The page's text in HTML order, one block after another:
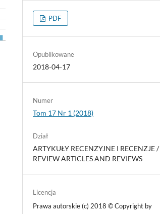
PDF
Opublikowane
2018-04-17
Numer
Tom 17 Nr 1 (2018)
Dział
ARTYKUŁY RECENZYJNE I RECENZJE /
REVIEW ARTICLES AND REVIEWS
Licencja
Prawa autorskie (c) 2018 © Copyright by